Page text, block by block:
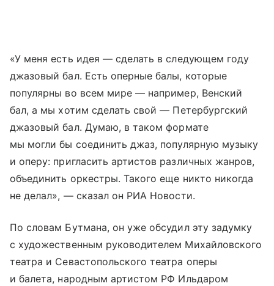
«У меня есть идея — сделать в следующем году
джазовый бал. Есть оперные балы, которые
популярны во всем мире — например, Венский
бал, а мы хотим сделать свой — Петербургский
джазовый бал. Думаю, в таком формате
мы могли бы соединить джаз, популярную музыку
и оперу: пригласить артистов различных жанров,
объединить оркестры. Такого еще никто никогда
не делал», — сказал он РИА Новости.
По словам Бутмана, он уже обсудил эту задумку
с художественным руководителем Михайловского
театра и Севастопольского театра оперы
и балета, народным артистом РФ Ильдаром